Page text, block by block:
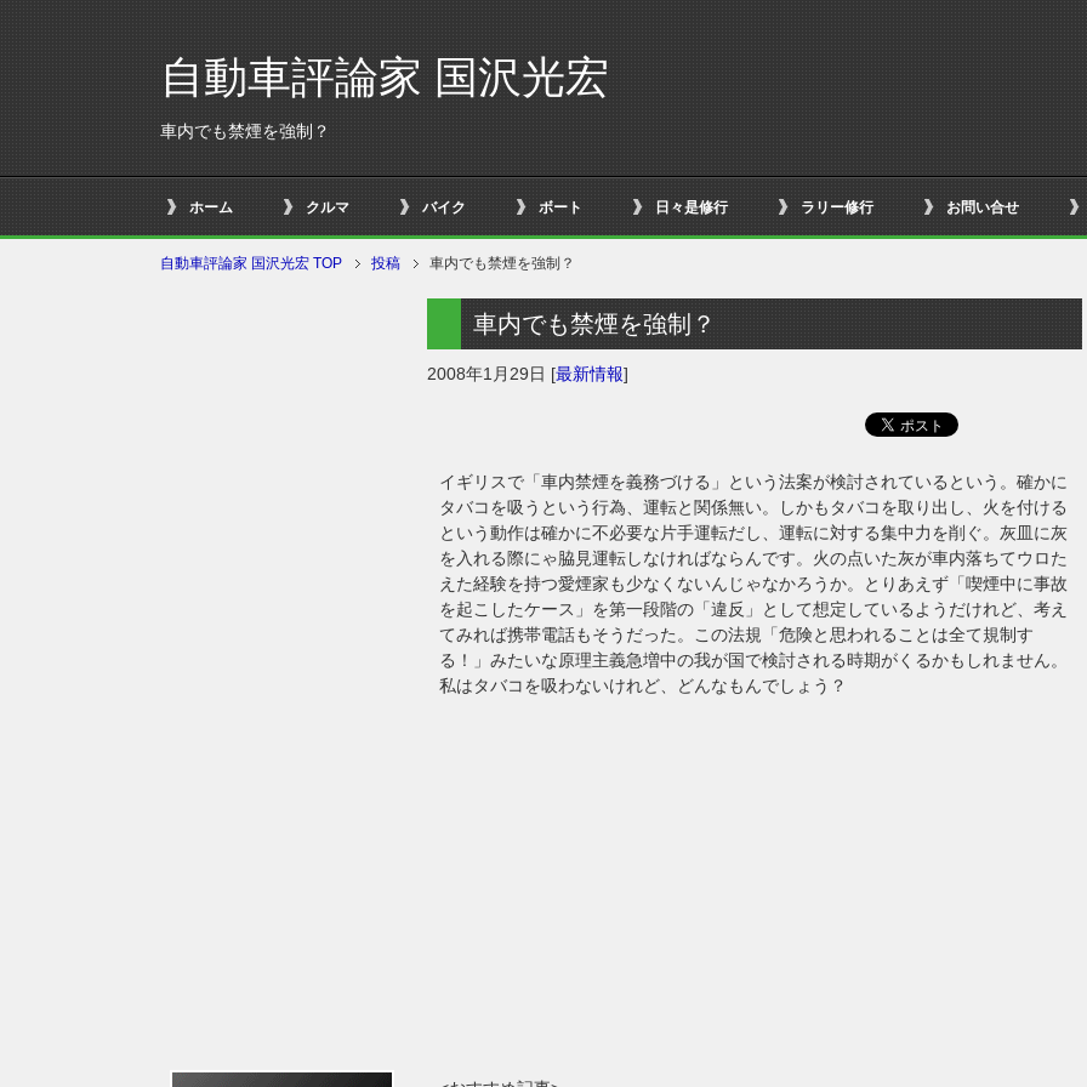
自動車評論家 国沢光宏
車内でも禁煙を強制？
ホーム クルマ バイク ボート 日々是修行 ラリー修行 お問い合せ
自動車評論家 国沢光宏 TOP 投稿 車内でも禁煙を強制？
車内でも禁煙を強制？
2008年1月29日 [最新情報]
イギリスで「車内禁煙を義務づける」という法案が検討されているという。確かに
タバコを吸うという行為、運転と関係無い。しかもタバコを取り出し、火を付ける
という動作は確かに不必要な片手運転だし、運転に対する集中力を削ぐ。灰皿に灰
を入れる際にゃ脇見運転しなければならんです。火の点いた灰が車内落ちてウロた
えた経験を持つ愛煙家も少なくないんじゃなかろうか。とりあえず「喫煙中に事故
を起こしたケース」を第一段階の「違反」として想定しているようだけれど、考え
てみれば携帯電話もそうだった。この法規「危険と思われることは全て規制す
る！」みたいな原理主義急増中の我が国で検討される時期がくるかもしれません。
私はタバコを吸わないけれど、どんなもんでしょう？